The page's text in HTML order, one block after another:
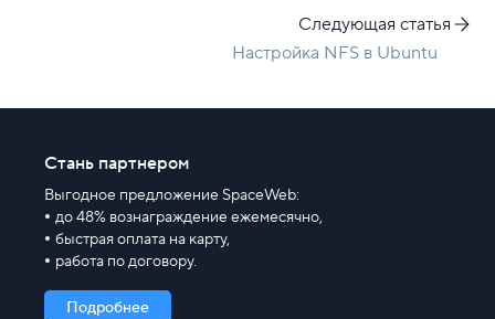
Следующая статья
Настройка NFS в Ubuntu
Стань партнером
Выгодное предложение SpaceWeb:
до 48% вознаграждение ежемесячно,
быстрая оплата на карту,
работа по договору.
Подробнее